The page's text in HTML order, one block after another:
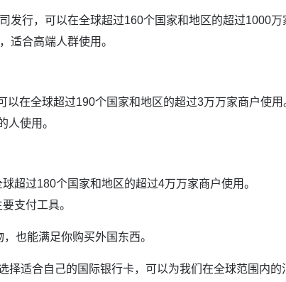
发行，可以在全球超过160个国家和地区的超过1000万
适合高端人群使用。
在全球超过190个国家和地区的超过3万万家商户使用
人使用。
超过180个国家和地区的超过4万万家商户使用。
支付工具。
也能满足你购买外国东西。
择适合自己的国际银行卡，可以为我们在全球范围内的